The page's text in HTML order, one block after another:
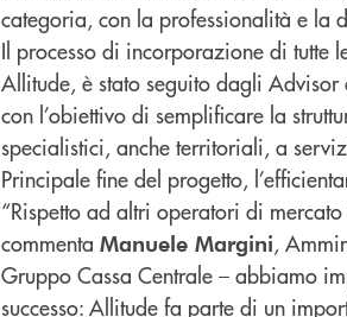
categoria, con la professionalità e la
Il processo di incorporazione di tutte
Allitude, è stato seguito dagli
con l’obiettivo di semplificare la
specialistici, anche territoriali, a
Principale fine del progetto,
“Rispetto ad altri operatori di
commenta Manuele Margini,
Gruppo Cassa Centrale – abbiamo
successo: Allitude fa parte di un